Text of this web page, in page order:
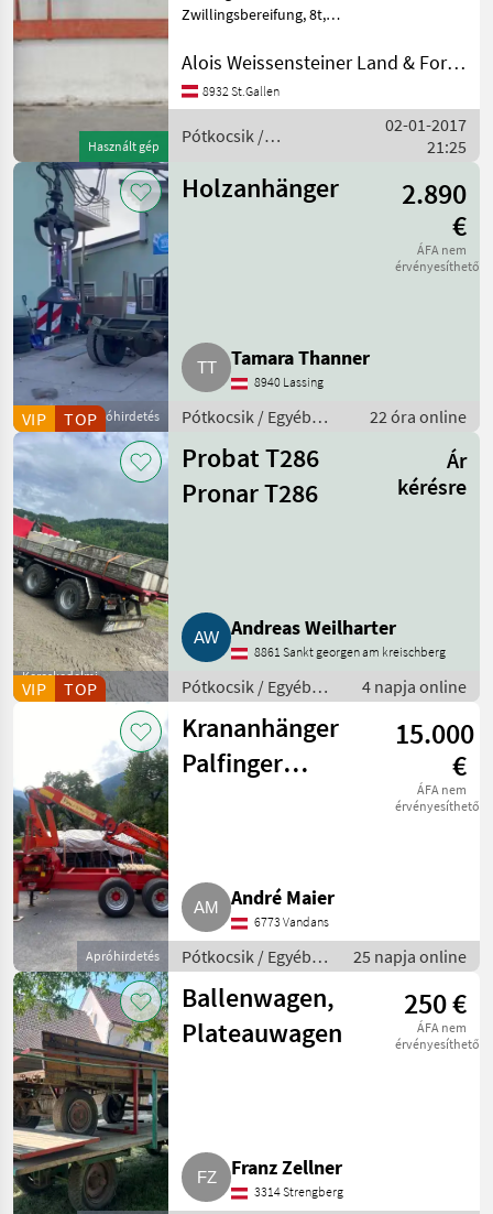
Használt gép
Zwillingsbereifung, 8t,
3500mm Erhältlich für
Miststreuer,
sonstige Anhänger
Alois Weissensteiner Land & Forsttechnik
8932 St.Gallen
Pótkocsik /
02-01-2017
21:25
Apróhirdetés
VIP TOP
Holzanhänger
2.890
€
ÁFA nem
érvényesíthető
Tamara Thanner
8940 Lassing
Pótkocsik / Egyéb
22 óra online
Kereskedelmi
szolgáltató
VIP TOP
Probat T286
Pronar T286
Ár
kérésre
Andreas Weilharter
8861 Sankt georgen am kreischberg
Pótkocsik / Egyéb
pótkocsik
4 napja online
Apróhirdetés
Krananhänger
Palfinger
15.000
€
ÁFA nem
érvényesíthető
André Maier
6773 Vandans
Pótkocsik / Egyéb
pótkocsik
25 napja online
Ballenwagen,
Plateauwagen
250 €
ÁFA nem
érvényesíthető
Franz Zellner
3314 Strengberg